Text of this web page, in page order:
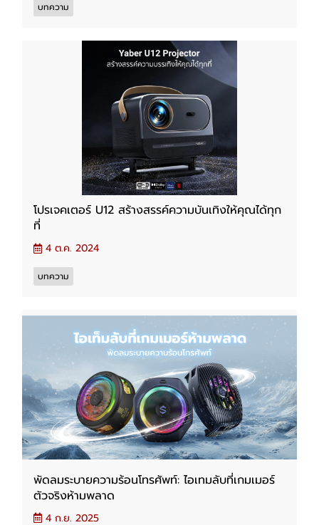
บทความ
โปรเจคเตอร์ U12 สร้างสรรค์ความบันเทิงให้คุณได้ทุก
ที่
4 ต.ค. 2024
บทความ
พัดลมระบายความร้อนโทรศัพท์: ไอเทมลับที่เกมเมอร์
ตัวจริงห้ามพลาด
4 ก.ย. 2025